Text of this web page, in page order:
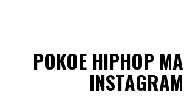
POKOE HIPHOP
INSTAGRAM